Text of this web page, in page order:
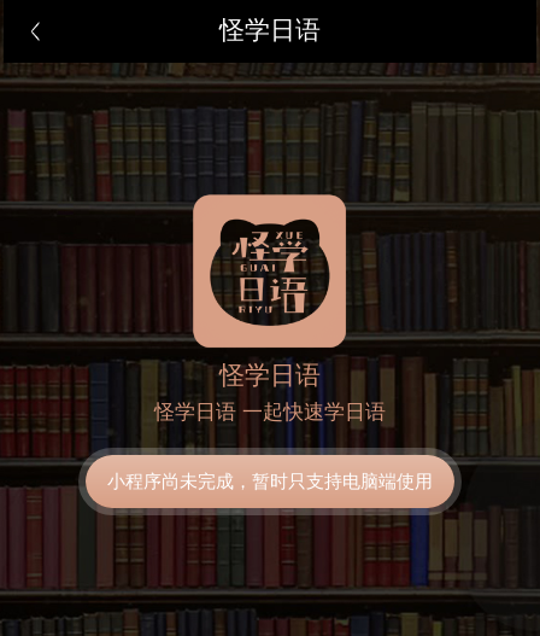
怪学日语
怪学日语
怪学日语 一起快速学日语
小程序尚未完成，暂时只支持电脑端使用